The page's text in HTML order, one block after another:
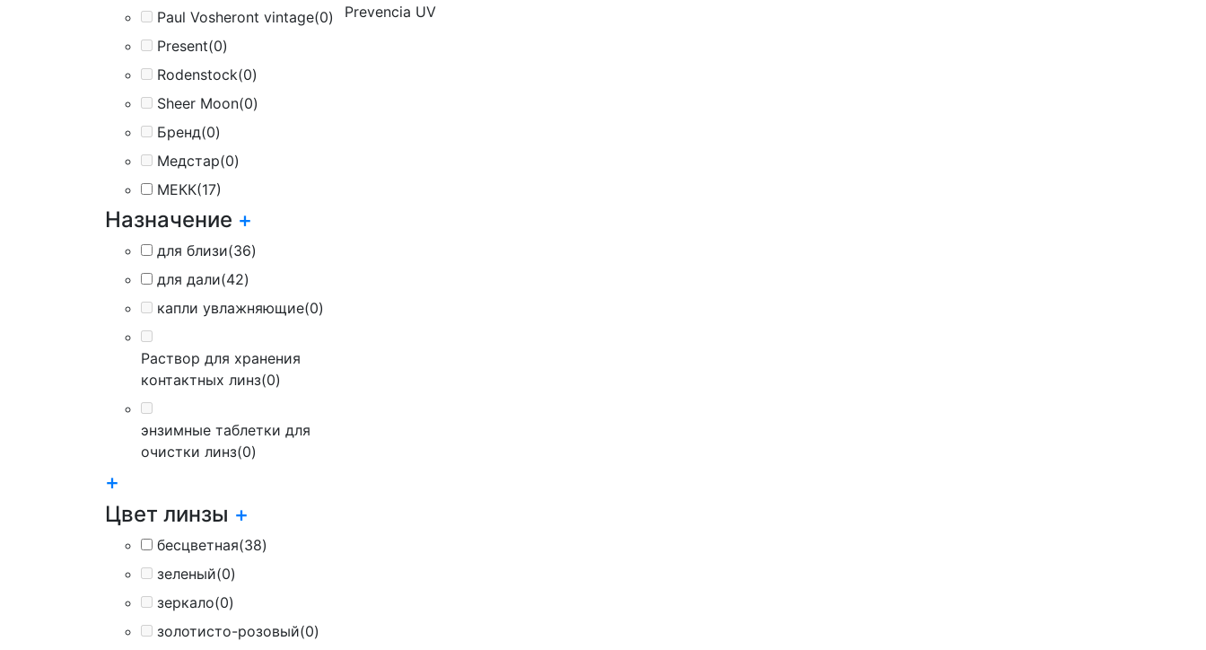
Paul Vosheront vintage(0)
Present(0)
Rodenstock(0)
Sheer Moon(0)
Бренд(0)
Медстар(0)
МЕКК(17)
Назначение +
для близи(36)
для дали(42)
капли увлажняющие(0)
Раствор для хранения
контактных линз(0)
энзимные таблетки для
очистки линз(0)
+
Цвет линзы +
бесцветная(38)
зеленый(0)
зеркало(0)
золотисто-розовый(0)
Prevencia UV